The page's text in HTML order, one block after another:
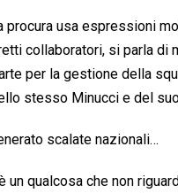
procura usa espressioni
collaboratori, si parla di
per la gestione della
stesso Minucci e del
scalate nazionali…
un qualcosa che non